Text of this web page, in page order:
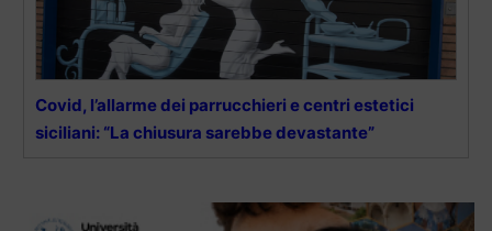
Covid, l’allarme dei parrucchieri e centri estetici
siciliani: “La chiusura sarebbe devastante”